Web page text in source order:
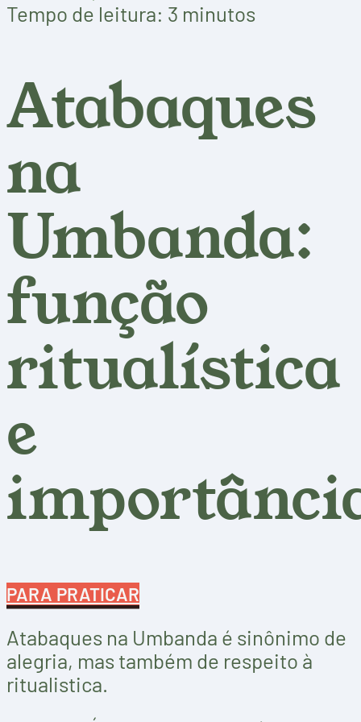
Tempo de leitura: 3 minutos
Atabaques
na
Umbanda:
função
ritualística
e
PARA PRATICAR
Atabaques na Umbanda é sinônimo de
alegria, mas também de respeito à
ritualistica.